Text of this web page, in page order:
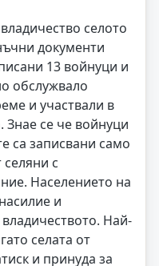
селото
документи
13 войнуци и
обслужвало
и участвали в
Знае се че войнуци
са записвани само
с
Населението на
и
Най-
селата от
и принуда за